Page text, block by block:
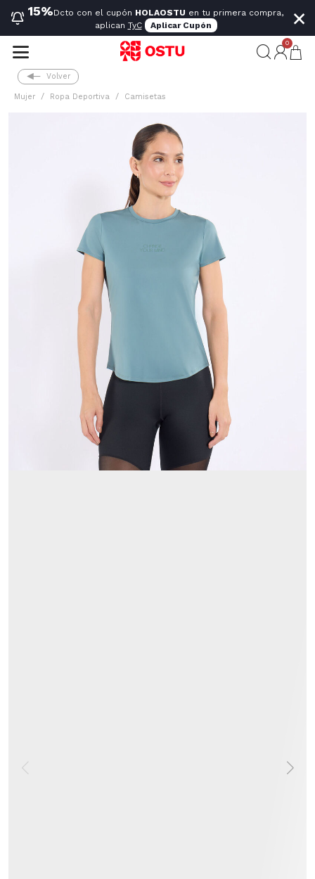
15%Dcto con el cupón HOLAOSTU en tu primera compra,
aplican TyC Aplicar Cupón ×
0
Volver
Mujer Ropa Deportiva Camisetas